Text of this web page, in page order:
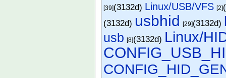
[39](3132d) Linux/USB/VFS [2]
(3132d) usbhid [29](3132d)
usb [8](3132d) Linux/